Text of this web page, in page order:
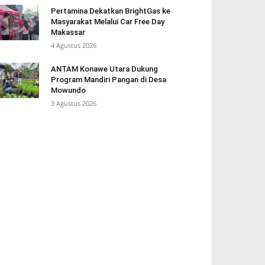
Pertamina Dekatkan BrightGas ke
Masyarakat Melalui Car Free Day
Makassar
4 Agustus 2026
ANTAM Konawe Utara Dukung
Program Mandiri Pangan di Desa
Mowundo
3 Agustus 2026